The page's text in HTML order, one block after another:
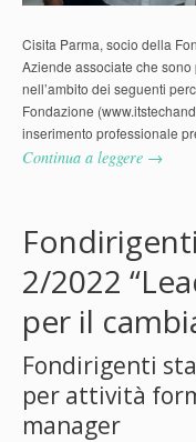
Cisita Parma, socio della
Aziende associate che
nell’ambito dei seguenti
Fondazione
inserimento professionale
Continua a leggere →
2/2022
per il
Fondirigenti
per attività
manager